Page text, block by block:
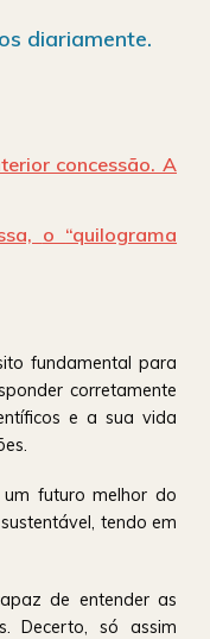
diariamente.
concessão. A
o “quilograma
fundamental para
corretamente
e a sua vida
futuro melhor do
tendo em
de entender as
Decerto, só assim